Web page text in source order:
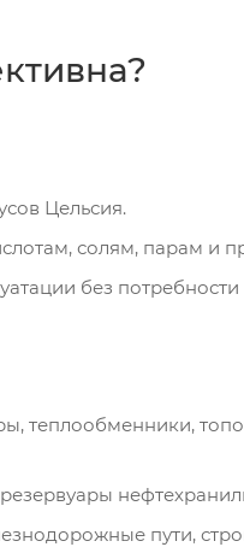
Цельсия.
солям, парам
без потребности
теплообменники,
пути,